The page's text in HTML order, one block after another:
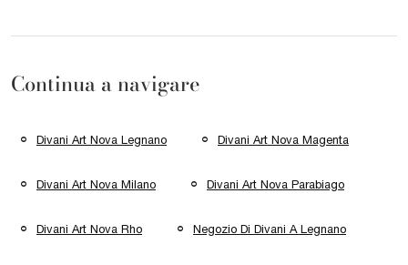
Continua a navigare
Divani Art Nova Legnano Divani Art Nova Magenta
Divani Art Nova Milano Divani Art Nova Parabiago
Divani Art Nova Rho Negozio Di Divani A Legnano